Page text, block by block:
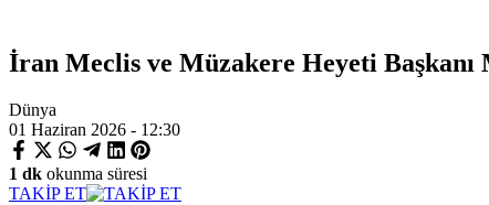
İran Meclis ve Müzakere Heyeti
Dünya
01 Haziran 2026 - 12:30
1 dk okunma süresi
TAKİP ET